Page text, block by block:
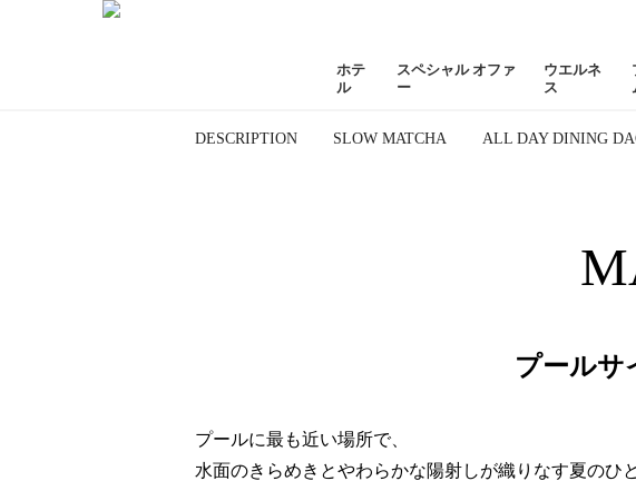
ホテ
ル
スペシャル オファ
ー
ウエルネ
ス
DESCRIPTION SLOW MATCHA ALL DAY DINING
プールサ
プールに最も近い場所で、
水面のきらめきとやわらかな陽射しが織りなす夏のひ